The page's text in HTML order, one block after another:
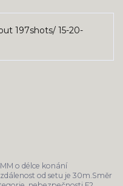
o délce konání
od setu je 30m.Směr